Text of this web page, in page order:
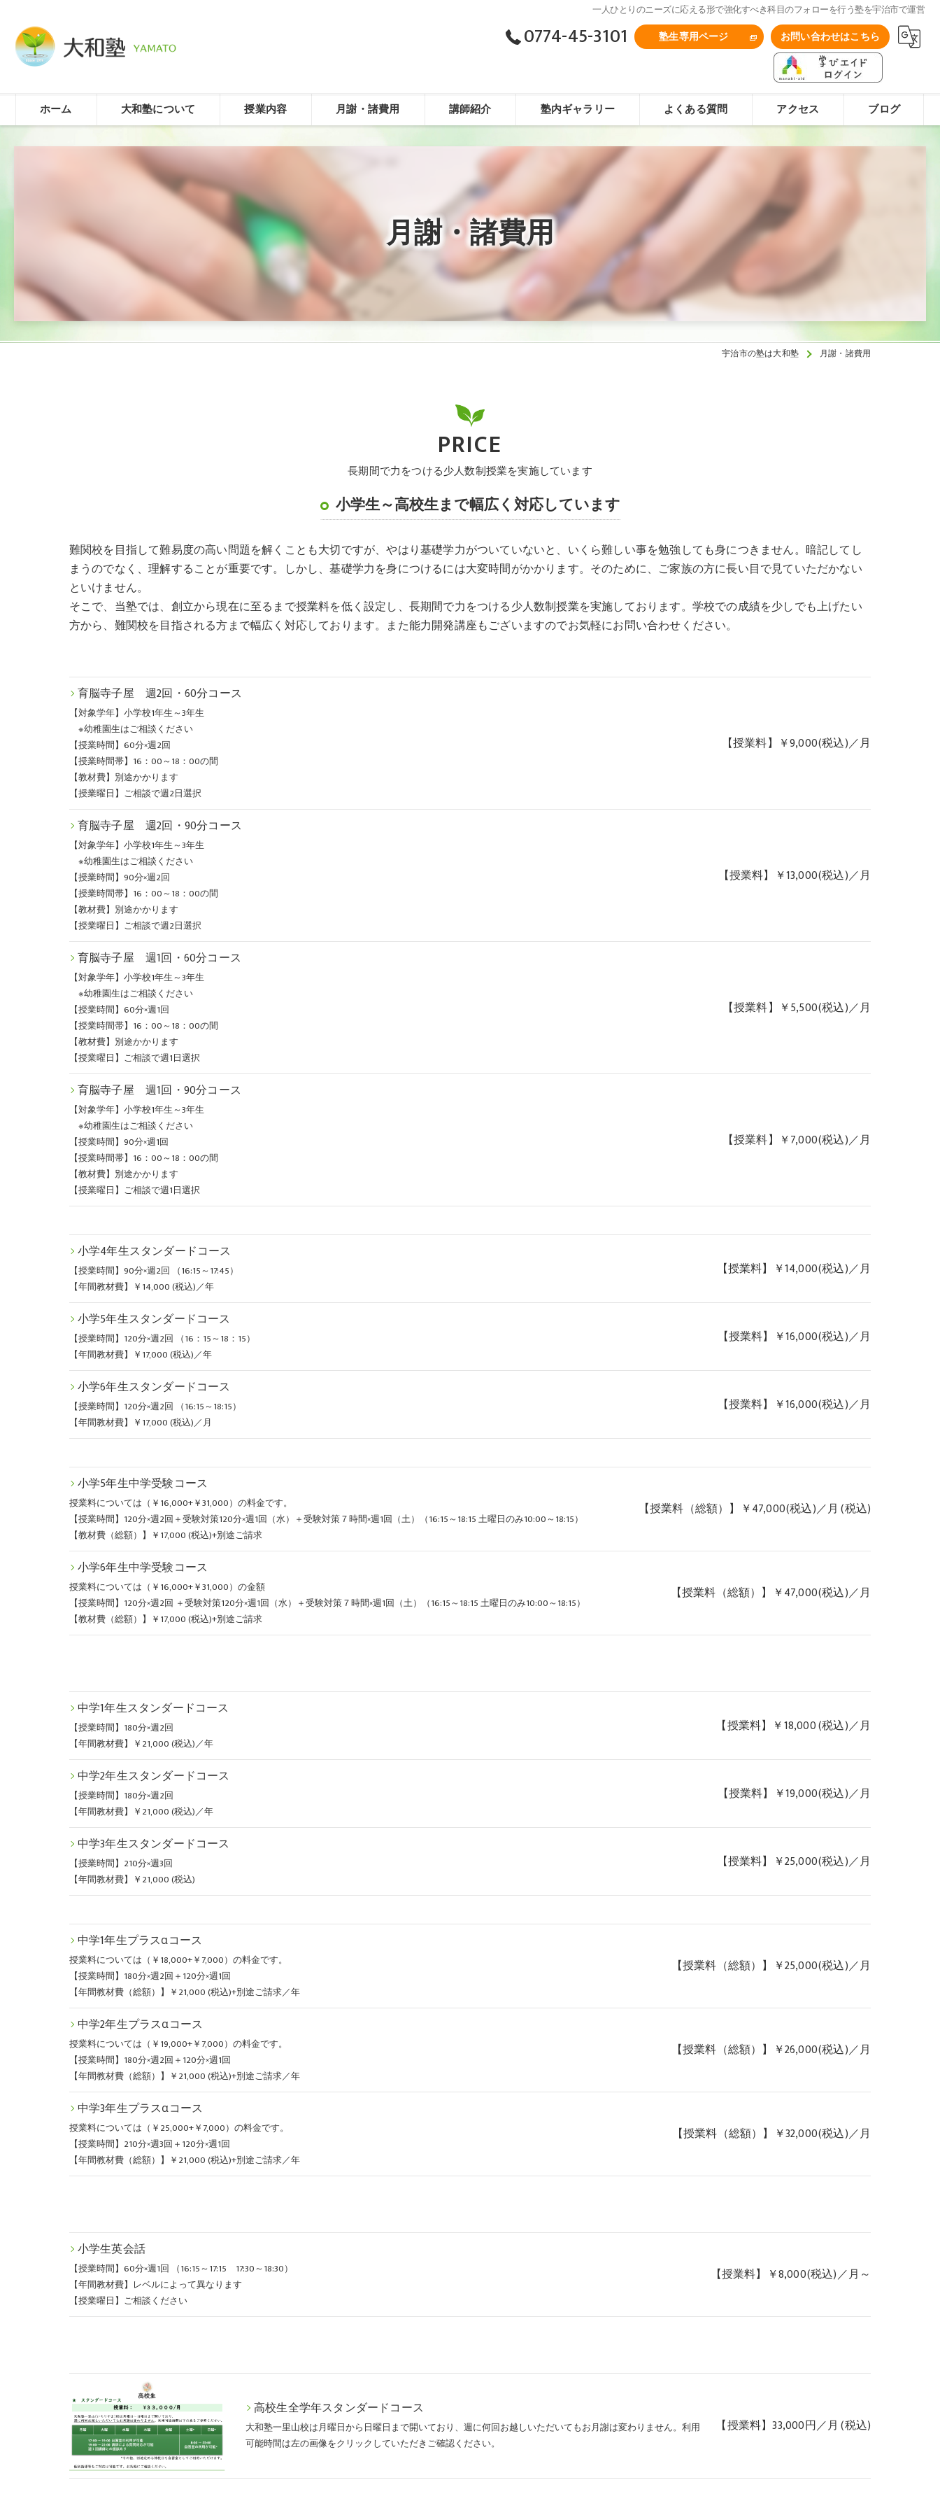
一人ひとりのニーズに応える形で強化すべき科目のフォローを行う塾を宇治市で運営
0774-45-3101 塾生専用ページ お問い合わせはこちら
ホーム 大和塾について 授業内容 月謝・諸費用 講師紹介 塾内ギャラリー よくある質問 アクセス ブログ
月謝・諸費用
宇治市の塾は大和塾 月謝・諸費用
長期間で力をつける少人数制授業を実施しています
PRICE
小学生～高校生まで幅広く対応しています
難関校を目指して難易度の高い問題を解くことも大切ですが、やはり基礎学力がついていないと、いくら難しい事を勉強しても身につきません。暗記してし
まうのでなく、理解することが重要です。しかし、基礎学力を身につけるには大変時間がかかります。そのために、ご家族の方に長い目で見ていただかない
といけません。
そこで、当塾では、創立から現在に至るまで授業料を低く設定し、長期間で力をつける少人数制授業を実施しております。学校での成績を少しでも上げたい
方から、難関校を目指される方まで幅広く対応しております。また能力開発講座もございますのでお気軽にお問い合わせください。
育脳寺子屋 週2回・60分コース
【対象学年】小学校1年生～3年生
※幼稚園生はご相談ください
【授業時間】60分×週2回
【授業時間帯】16：00～18：00の間
【教材費】別途かかります
【授業曜日】ご相談で週2日選択
【授業料】￥9,000(税込)／月
育脳寺子屋 週2回・90分コース
【対象学年】小学校1年生～3年生
※幼稚園生はご相談ください
【授業時間】90分×週2回
【授業時間帯】16：00～18：00の間
【教材費】別途かかります
【授業曜日】ご相談で週2日選択
【授業料】￥13,000(税込)／月
育脳寺子屋 週1回・60分コース
【対象学年】小学校1年生～3年生
※幼稚園生はご相談ください
【授業時間】60分×週1回
【授業時間帯】16：00～18：00の間
【教材費】別途かかります
【授業曜日】ご相談で週1日選択
【授業料】￥5,500(税込)／月
育脳寺子屋 週1回・90分コース
【対象学年】小学校1年生～3年生
※幼稚園生はご相談ください
【授業時間】90分×週1回
【授業時間帯】16：00～18：00の間
【教材費】別途かかります
【授業曜日】ご相談で週1日選択
【授業料】￥7,000(税込)／月
小学4年生スタンダードコース
【授業時間】90分×週2回 （16:15～17:45）
【年間教材費】￥14,000 (税込)／年
【授業料】￥14,000(税込)／月
小学5年生スタンダードコース
【授業時間】120分×週2回 （16：15～18：15）
【年間教材費】￥17,000 (税込)／年
【授業料】￥16,000(税込)／月
小学6年生スタンダードコース
【授業時間】120分×週2回 （16:15～18:15）
【年間教材費】￥17,000 (税込)／月
【授業料】￥16,000(税込)／月
小学5年生中学受験コース
授業料については（￥16,000+￥31,000）の料金です。
【授業時間】120分×週2回＋受験対策120分×週1回（水）＋受験対策７時間×週1回（土）（16:15～18:15 土曜日のみ10:00～18:15）
【教材費（総額）】￥17,000 (税込)+別途ご請求
【授業料（総額）】￥47,000(税込)／月 (税込)
小学6年生中学受験コース
授業料については（￥16,000+￥31,000）の金額
【授業時間】120分×週2回 ＋受験対策120分×週1回（水）＋受験対策７時間×週1回（土）（16:15～18:15 土曜日のみ10:00～18:15）
【教材費（総額）】￥17,000 (税込)+別途ご請求
【授業料（総額）】￥47,000(税込)／月
中学1年生スタンダードコース
【授業時間】180分×週2回
【年間教材費】￥21,000 (税込)／年
【授業料】￥18,000 (税込)／月
中学2年生スタンダードコース
【授業時間】180分×週2回
【年間教材費】￥21,000 (税込)／年
【授業料】￥19,000(税込)／月
中学3年生スタンダードコース
【授業時間】210分×週3回
【年間教材費】￥21,000 (税込)
【授業料】￥25,000(税込)／月
中学1年生プラスαコース
授業料については（￥18,000+￥7,000）の料金です。
【授業時間】180分×週2回＋120分×週1回
【年間教材費（総額）】￥21,000 (税込)+別途ご請求／年
【授業料（総額）】￥25,000(税込)／月
中学2年生プラスαコース
授業料については（￥19,000+￥7,000）の料金です。
【授業時間】180分×週2回＋120分×週1回
【年間教材費（総額）】￥21,000 (税込)+別途ご請求／年
【授業料（総額）】￥26,000(税込)／月
中学3年生プラスαコース
授業料については（￥25,000+￥7,000）の料金です。
【授業時間】210分×週3回＋120分×週1回
【年間教材費（総額）】￥21,000 (税込)+別途ご請求／年
【授業料（総額）】￥32,000(税込)／月
小学生英会話
【授業時間】60分×週1回 （16:15～17:15 17:30～18:30）
【年間教材費】レベルによって異なります
【授業曜日】ご相談ください
【授業料】￥8,000(税込)／月～
高校生全学年スタンダードコース
大和塾一里山校は月曜日から日曜日まで開いており、週に何回お越しいただいてもお月謝は変わりません。利用
可能時間は左の画像をクリックしていただきご確認ください。
【授業料】33,000円／月 (税込)